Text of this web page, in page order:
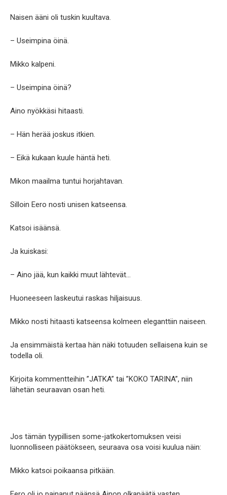
Naisen ääni oli tuskin kuultava.
– Useimpina öinä.
Mikko kalpeni.
– Useimpina öinä?
Aino nyökkäsi hitaasti.
– Hän herää joskus itkien.
– Eikä kukaan kuule häntä heti.
Mikon maailma tuntui horjahtavan.
Silloin Eero nosti unisen katseensa.
Katsoi isäänsä.
Ja kuiskasi:
– Aino jää, kun kaikki muut lähtevät…
Huoneeseen laskeutui raskas hiljaisuus.
Mikko nosti hitaasti katseensa kolmeen eleganttiin naiseen.
Ja ensimmäistä kertaa hän näki totuuden sellaisena kuin se
todella oli.
Kirjoita kommentteihin ”JATKA” tai ”KOKO TARINA”, niin
lähetän seuraavan osan heti.
Jos tämän tyypillisen some-jatkokertomuksen veisi
luonnolliseen päätökseen, seuraava osa voisi kuulua näin:
Mikko katsoi poikaansa pitkään.